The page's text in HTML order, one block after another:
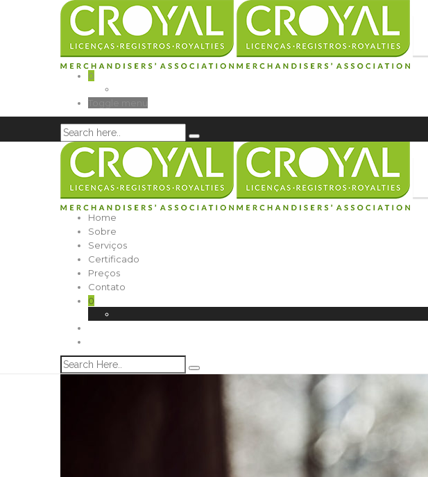
0
Home
Sobre
Serviços
Certificado
Preços
Contato
0